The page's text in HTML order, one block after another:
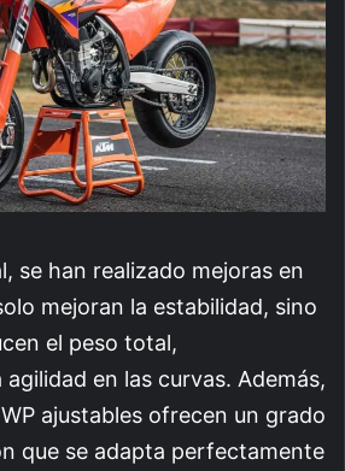
se han realizado mejoras en
mejoran la estabilidad, sino
el peso total,
en las curvas. Además,
ajustables ofrecen un grado
que se adapta perfectamente